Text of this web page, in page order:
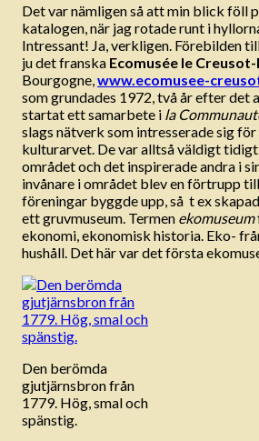
Det var nämligen så att min blick föll
katalogen, när jag rotade runt i
Intressant! Ja, verkligen. Förebilden
ju det franska Ecomusée le
Bourgogne, www.ecomusee-
som grundades 1972, två år efter det
startat ett samarbete i la
slags nätverk som intresserade sig
kulturarvet. De var alltså väldigt
området och det inspirerade andra i
invånare i området blev en förtrupp
föreningar byggde upp, så t ex
ett gruvmuseum. Termen ekomuseum
ekonomi, ekonomisk historia. Eko-
hushåll. Det här var det första
Den berömda
gjutjärnsbron från
1779. Hög, smal och
spänstig.